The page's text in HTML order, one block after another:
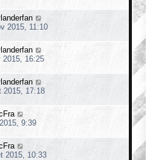
2015, 11:10
2015, 16:25
2015, 17:18
9:39
2015, 10:33